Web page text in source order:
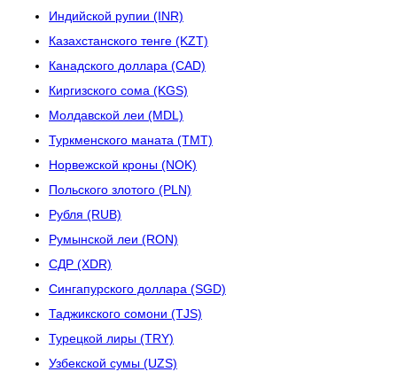
Индийской рупии (INR)
Казахстанского тенге (KZT)
Канадского доллара (CAD)
Киргизского сома (KGS)
Молдавской леи (MDL)
Туркменского маната (TMT)
Норвежской кроны (NOK)
Польского злотого (PLN)
Рубля (RUB)
Румынской леи (RON)
СДР (XDR)
Сингапурского доллара (SGD)
Таджикского сомони (TJS)
Турецкой лиры (TRY)
Узбекской сумы (UZS)